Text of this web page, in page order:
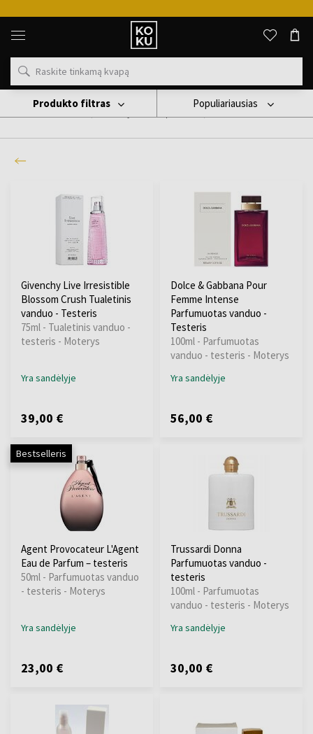
Originalūs
kvepalai
laikrodžiai
vienoje
Testery )
Populiariausias
Produkto filtras
Givenchy Live Irresistible
Blossom Crush Tualetinis
vanduo - Testeris
75ml - Tualetinis vanduo -
testeris - Moterys
Yra sandėlyje
39,00 €
Dolce & Gabbana Pour
Femme Intense
Parfumuotas vanduo -
Testeris
100ml - Parfumuotas
vanduo - testeris - Moterys
Yra sandėlyje
56,00 €
Bestselleris
Agent Provocateur L'Agent
Eau de Parfum – testeris
50ml - Parfumuotas vanduo
- testeris - Moterys
Yra sandėlyje
23,00 €
Trussardi Donna
Parfumuotas vanduo -
testeris
100ml - Parfumuotas
vanduo - testeris - Moterys
Yra sandėlyje
30,00 €